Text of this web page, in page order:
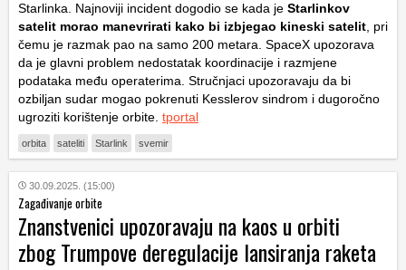
Starlinka. Najnoviji incident dogodio se kada je Starlinkov
satelit morao manevrirati kako bi izbjegao kineski satelit , pri
čemu je razmak pao na samo 200 metara. SpaceX upozorava
da je glavni problem nedostatak koordinacije i razmjene
podataka među operaterima. Stručnjaci upozoravaju da bi
ozbiljan sudar mogao pokrenuti Kesslerov sindrom i dugoročno
ugroziti korištenje orbite. tportal
orbita sateliti Starlink svemir
30.09.2025. (15:00)
Zagađivanje orbite
Znanstvenici upozoravaju na kaos u orbiti
zbog Trumpove deregulacije lansiranja raketa